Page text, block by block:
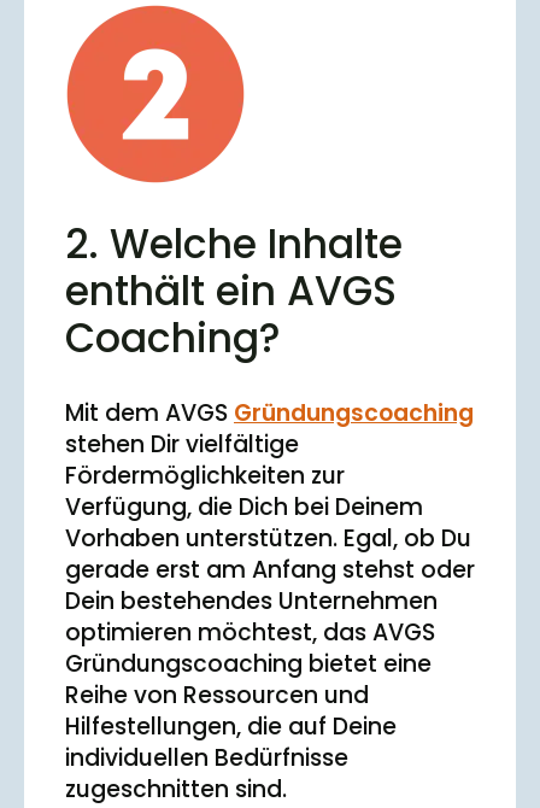
2. Welche Inhalte
enthält ein AVGS
Coaching?
Mit dem AVGS Gründungscoaching
stehen Dir vielfältige
Fördermöglichkeiten zur
Verfügung, die Dich bei Deinem
Vorhaben unterstützen. Egal, ob Du
gerade erst am Anfang stehst oder
Dein bestehendes Unternehmen
optimieren möchtest, das AVGS
Gründungscoaching bietet eine
Reihe von Ressourcen und
Hilfestellungen, die auf Deine
individuellen Bedürfnisse
zugeschnitten sind.